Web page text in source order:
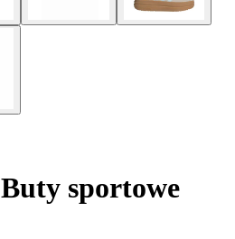
Buty sportowe